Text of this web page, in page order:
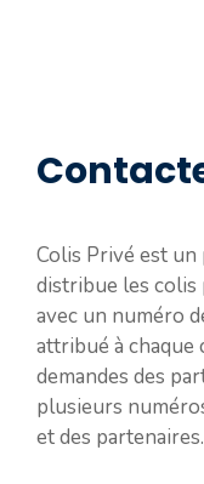
Colis Privé est
distribue les
avec un numéro
attribué à chaque
demandes des
plusieurs
et des partenaires.